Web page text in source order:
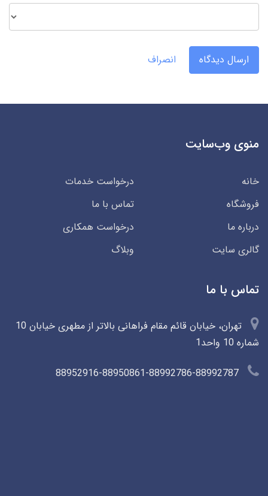
ارسال دیدگاه انصراف
منوی وب‌سایت
خانه
درخواست خدمات
فروشگاه
تماس با ما
درباره ما
درخواست همکاری
گالری سایت
وبلاگ
تماس با ما
تهران، خیابان قائم مقام فراهانی بالاتر از مطهری خیابان 10
شماره 10 واحد1